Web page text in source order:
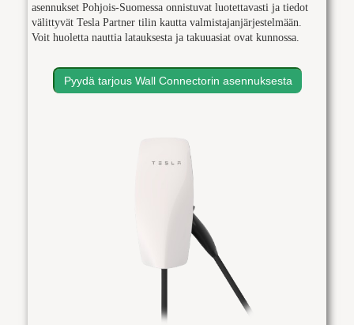
asennukset Pohjois-Suomessa onnistuvat luotettavasti ja tiedot
välittyvät Tesla Partner tilin kautta valmistajanjärjestelmään.
Voit huoletta nauttia latauksesta ja takuuasiat ovat kunnossa.
Pyydä tarjous Wall Connectorin asennuksesta